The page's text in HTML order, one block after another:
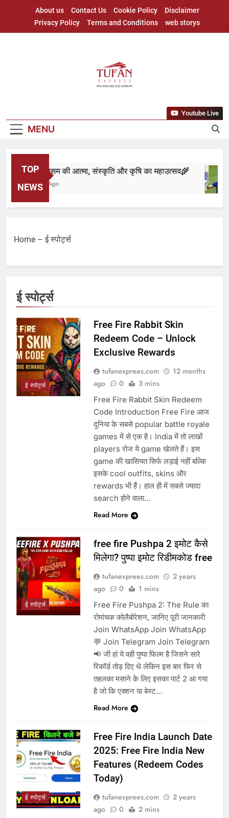
About us Contact Us Cookie Policy
Disclaimer
Privacy Policy
Terms and Conditions web storys
MENU
Youtube Live
TOP
NEWS
🌾 बिहू: असम की आत्मा, संस्कृति और कृषि का महाउत्सव🌾
9 Months Ago
Home –ई स्पोर्ट्स
ई स्पोर्ट्स
ई स्पोर्ट्स
Free Fire Rabbit Skin
Redeem Code – Unlock
Exclusive Rewards
tufanexprees.com
12 months
ago
0 3 mins
Free Fire Rabbit Skin Redeem
Code Introduction Free Fire आज
दुनिया के सबसे popular battle royale
games में से एक है। India में तो लाखों
players रोज ये game खेलते हैं। इस
game की खासियत सिर्फ लड़ाई नहीं बल्कि
इसके cool outfits, skins और
rewards भी हैं। हाल ही में सबसे ज्यादा
search होने वाला…
Read More
ई स्पोर्ट्स
free fire Pushpa 2 इमोट कैसे
मिलेगा? पुष्पा इमोट रिडीमकोड free
tufanexprees.com
2 years
ago
0 1 mins
Free Fire Pushpa 2: The Rule का
रोमांचक कोलैबोरेशन, जानिए पूरी जानकारी
Join WhatsApp Join WhatsApp
💬 Join Telegram Join Telegram
📢 जी हां ये वही पुष्पा फिल्म है जिसने सारे
रिकॉर्ड तोड़ दिए थे लेकिन इस बार फिर से
तहलका मसाने के लिए इसका पार्ट 2 आ गया
है जो कि एक्शन या बेस्ट…
Read More
ई स्पोर्ट्स
Free Fire India Launch Date
2025: Free Fire India New
Features (Redeem Codes
Today)
tufanexprees.com
2 years
ago
0 2 mins